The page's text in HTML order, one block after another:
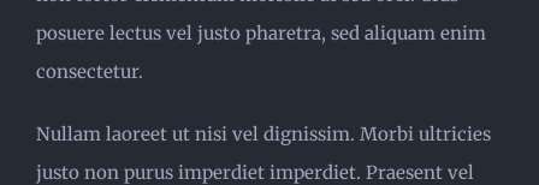
posuere lectus vel justo pharetra, sed aliquam enim
consectetur.
Nullam laoreet ut nisi vel dignissim. Morbi ultricies
justo non purus imperdiet imperdiet. Praesent vel